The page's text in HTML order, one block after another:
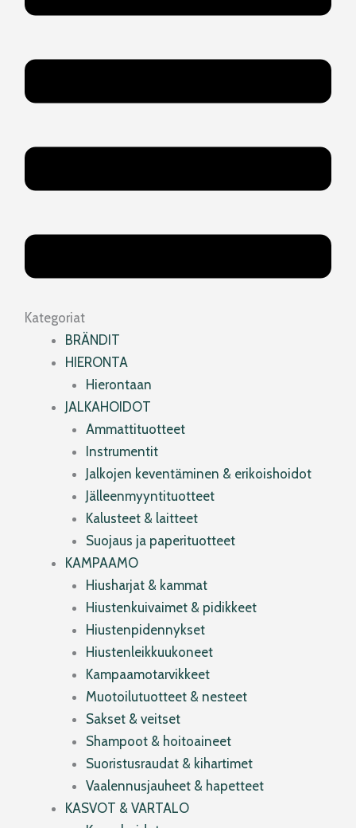
Kategoriat
BRÄNDIT
HIERONTA
Hierontaan
JALKAHOIDOT
Ammattituotteet
Instrumentit
Jalkojen keventäminen & erikoishoidot
Jälleenmyyntituotteet
Kalusteet & laitteet
Suojaus ja paperituotteet
KAMPAAMO
Hiusharjat & kammat
Hiustenkuivaimet & pidikkeet
Hiustenpidennykset
Hiustenleikkuukoneet
Kampaamotarvikkeet
Muotoilutuotteet & nesteet
Sakset & veitset
Shampoot & hoitoaineet
Suoristusraudat & kihartimet
Vaalennusjauheet & hapetteet
KASVOT & VARTALO